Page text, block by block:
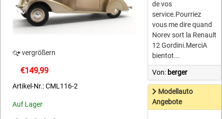
vergrößern
€149,99
Artikel-Nr.: CML116-2
Auf Lager
de vos
service.Pourriez
vous me dire quand
Norev sort la Renault
12 Gordini.MerciA
bientot...
Von: berger
Modellauto
Angebote